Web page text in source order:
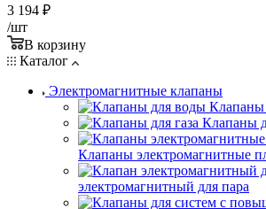
3 194 ₽
/шт
В корзину
Каталог
Электромагнитные клапаны
Клапаны
Клапаны
Клапаны электромагнитные
электромагнитный для пара